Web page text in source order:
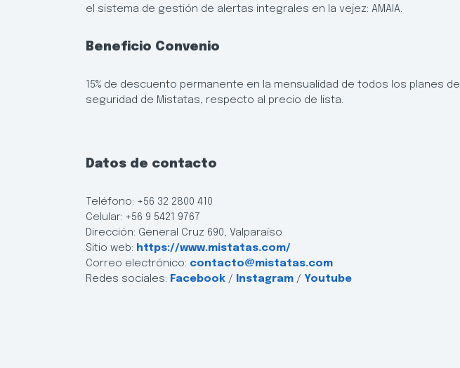
el sistema de gestión de alertas integrales en la vejez: AMAIA.
Beneficio Convenio
15% de descuento permanente en la mensualidad de todos los planes de
seguridad de Mistatas, respecto al precio de lista.
Datos de contacto
Teléfono: +56 32 2800 410
Celular: +56 9 5421 9767
Dirección: General Cruz 690, Valparaíso
Sitio web: https://www.mistatas.com/
Correo electrónico: contacto@mistatas.com
Redes sociales: Facebook / Instagram / Youtube